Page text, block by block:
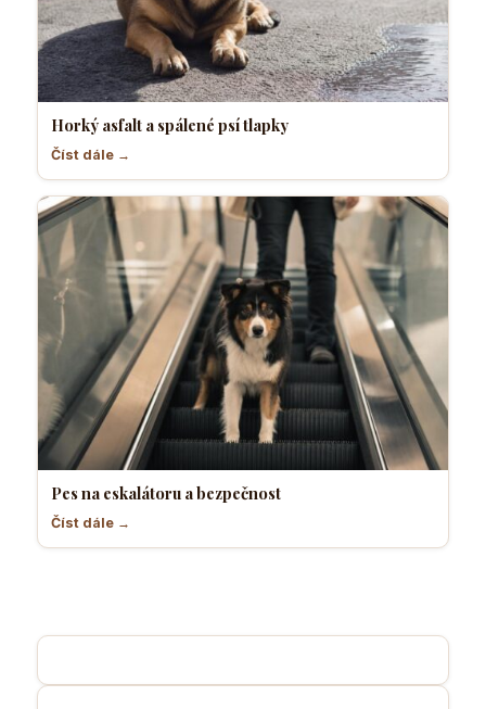
Horký asfalt a spálené psí tlapky
Číst dále →
Pes na eskalátoru a bezpečnost
Číst dále →